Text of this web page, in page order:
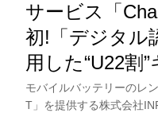
サービス「
初!「デジタル
用した“U22割
モバイルバッテリーのレ
T」を提供する株式会社